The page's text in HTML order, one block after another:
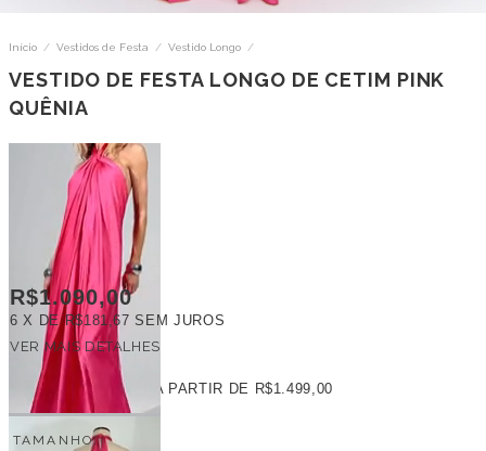
Início / Vestidos de Festa / Vestido Longo /
VESTIDO DE FESTA LONGO DE CETIM PINK
QUÊNIA
R$1.090,00
6 X DER$181,67 SEM JUROS
VER MAIS DETALHES
FRETE GRÁTIS A PARTIR DE R$1.499,00
TAMANHO: